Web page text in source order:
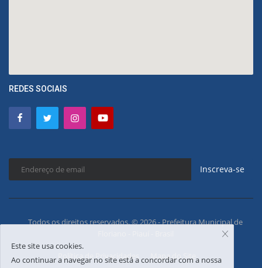
REDES SOCIAIS
Inscreva-se
Todos os direitos reservados. © 2026 - Prefeitura Municipal de
Política de Privacidades Mapa do Site
Este site usa cookies.
Ao continuar a navegar no site está a concordar com a nossa